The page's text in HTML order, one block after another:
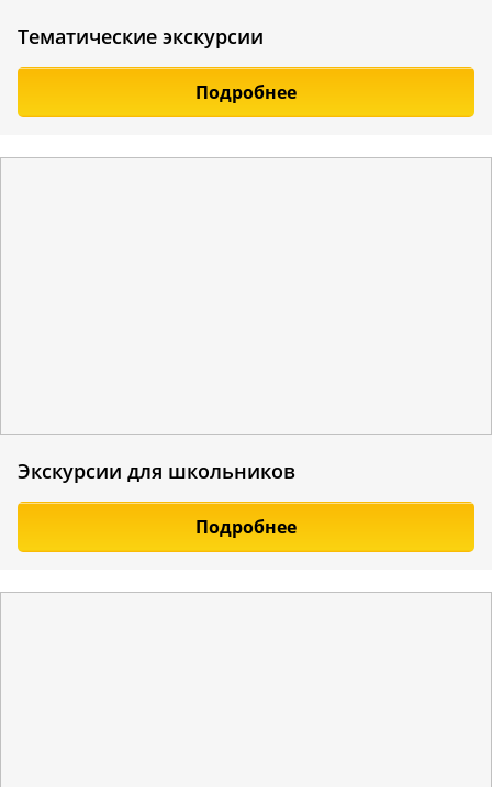
Тематические экскурсии
Подробнее
Экскурсии для школьников
Подробнее